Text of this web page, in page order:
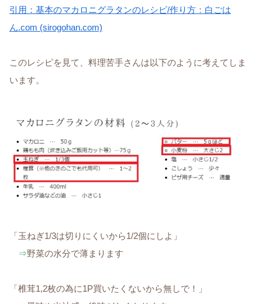
引用：基本のマカロニグラタンのレシピ/作り方：白ごは
ん.com (sirogohan.com)
このレシピを見て、料理苦手さんは以下のように考えてしま
います。
「玉ねぎ1/3は切りにくいから1/2個にしよ」
⇒野菜の水分で薄まります
「椎茸1,2枚の為に1P買いたくないから無しで！」